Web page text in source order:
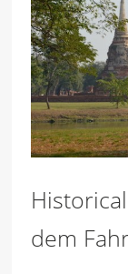
dem